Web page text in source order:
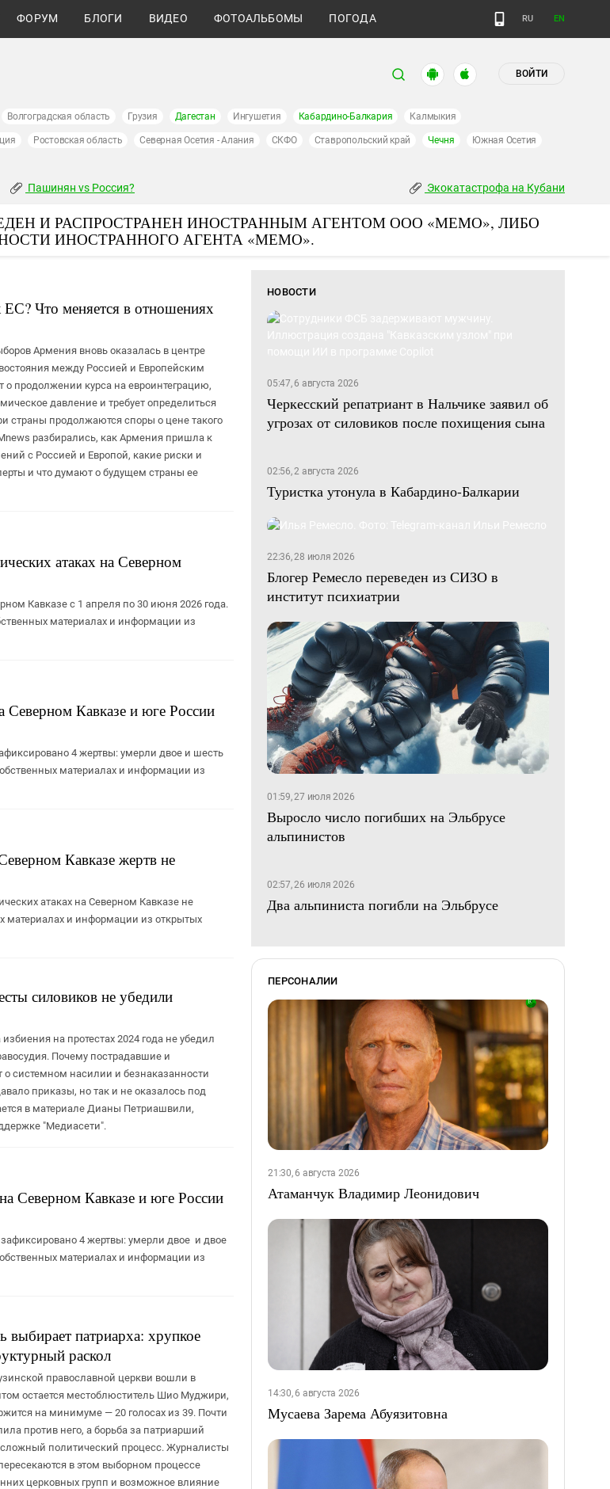
ФОРУМ БЛОГИ ВИДЕО ФОТОАЛЬБОМЫ ПОГОДА RU EN
ВОЙТИ
Волгоградская область Грузия Дагестан Ингушетия Кабардино-Балкария Калмыкия
Ростовская область Северная Осетия - Алания СКФО Ставропольский край Чечня Южная Осетия
Пашинян vs Россия? Экокатастрофа на Кубани
И РАСПРОСТРАНЕН ИНОСТРАННЫМ АГЕНТОМ ООО «МЕМО», ЛИБО
ИНОСТРАННОГО АГЕНТА «МЕМО».
Что меняется в отношениях
Армения вновь оказалась в центре
между Россией и Европейским
о продолжении курса на евроинтеграцию,
давление и требует определиться
страны продолжаются споры о цене такого
разбирались, как Армения пришла к
с Россией и Европой, какие риски и
и что думают о будущем страны ее
атаках на Северном
Кавказе с 1 апреля по 30 июня 2026 года.
материалах и информации из
Северном Кавказе и юге России
4 жертвы: умерли двое и шесть
материалах и информации из
Кавказе жертв не
атаках на Северном Кавказе не
материалах и информации из открытых
силовиков не убедили
на протестах 2024 года не убедил
Почему пострадавшие и
о системном насилии и безнаказанности
приказы, но так и не оказалось под
в материале Дианы Петриашвили,
"Медиасети".
Северном Кавказе и юге России
зафиксировано 4 жертвы: умерли двое и двое
материалах и информации из
выбирает патриарха: хрупкое
раскол
православной церкви вошли в
остается местоблюститель Шио Муджири,
на минимуме — 20 голосах из 39. Почти
против него, а борьба за патриарший
сложный политический процесс. Журналисты
в этом выборном процессе
церковных групп и возможное влияние
НОВОСТИ
05:47, 6 августа 2026
Черкесский репатриант в Нальчике заявил об
угрозах от силовиков после похищения сына
02:56, 2 августа 2026
Туристка утонула в Кабардино-Балкарии
22:36, 28 июля 2026
Блогер Ремесло переведен из СИЗО в
институт психиатрии
01:59, 27 июля 2026
Выросло число погибших на Эльбрусе
альпинистов
02:57, 26 июля 2026
Два альпиниста погибли на Эльбрусе
ПЕРСОНАЛИИ
21:30, 6 августа 2026
Атаманчук Владимир Леонидович
14:30, 6 августа 2026
Мусаева Зарема Абуязитовна